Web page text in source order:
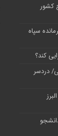
کشور
سپاه
کند؟
دردسر